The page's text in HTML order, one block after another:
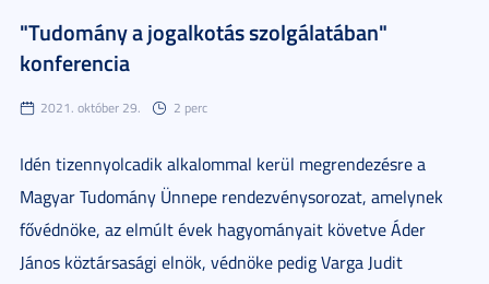
"Tudomány a jogalkotás szolgálatában"
konferencia
2021. október 29. 2 perc
Idén tizennyolcadik alkalommal kerül megrendezésre a
Magyar Tudomány Ünnepe rendezvénysorozat, amelynek
fővédnöke, az elmúlt évek hagyományait követve Áder
János köztársasági elnök, védnöke pedig Varga Judit